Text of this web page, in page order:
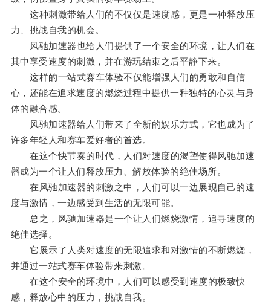
这种刺激带给人们的不仅仅是速度感，更是一种释放压
力、挑战自我的机会。
风驰加速器也给人们提供了一个安全的环境，让人们在
其中享受速度的刺激，并在游玩结束之后平静下来。
这样的一站式赛车体验不仅能增强人们的勇敢和自信
心，还能在追求速度的燃烧过程中提供一种独特的心灵与身
体的融合感。
风驰加速器给人们带来了全新的娱乐方式，它也成为了
许多年轻人和赛车爱好者的首选。
在这个快节奏的时代，人们对速度的渴望使得风驰加速
器成为一个让人们释放压力、解放体验的绝佳场所。
在风驰加速器的刺激之中，人们可以一边展现自己的速
度与激情，一边感受到生活的无限可能。
总之，风驰加速器是一个让人们燃烧激情，追寻速度的
绝佳选择。
它展示了人类对速度的无限追求和对激情的不断燃烧，
并通过一站式赛车体验带来刺激。
在这个安全的环境中，人们可以感受到速度的极致快
感，释放心中的压力，挑战自我。